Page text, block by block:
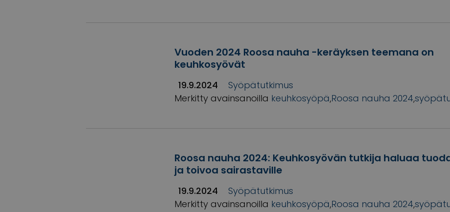
Vuoden 2024 Roosa nauha -keräyksen teemana on
keuhkosyövät
19.9.2024
Syöpätutkimus
Merkitty avainsanoilla keuhkosyöpä,Roosa nauha 2024,
Roosa nauha 2024: Keuhkosyövän tutkija haluaa
ja toivoa sairastaville
19.9.2024
Syöpätutkimus
Merkitty avainsanoilla keuhkosyöpä,Roosa nauha 2024,